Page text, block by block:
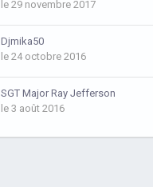
le 29 novembre 2017
Djmika50
le 24 octobre 2016
SGT Major Ray Jefferson
le 3 août 2016